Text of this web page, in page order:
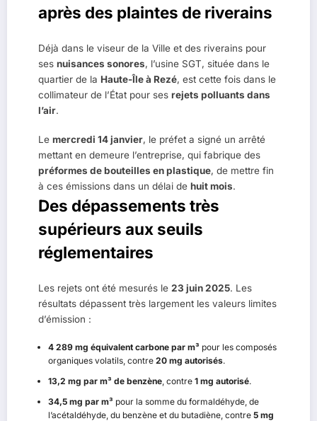
après des plaintes de riverains
Déjà dans le viseur de la Ville et des riverains pour
ses nuisances sonores, l’usine SGT, située dans le
quartier de la Haute-Île à Rezé, est cette fois dans le
collimateur de l’État pour ses rejets polluants dans
l’air.
Le mercredi 14 janvier, le préfet a signé un arrêté
mettant en demeure l’entreprise, qui fabrique des
préformes de bouteilles en plastique, de mettre fin
à ces émissions dans un délai de huit mois.
Des dépassements très
supérieurs aux seuils
réglementaires
Les rejets ont été mesurés le 23 juin 2025. Les
résultats dépassent très largement les valeurs limites
d’émission :
4 289 mg équivalent carbone par m³ pour les composés
organiques volatils, contre 20 mg autorisés.
13,2 mg par m³ de benzène, contre 1 mg autorisé.
34,5 mg par m³ pour la somme du formaldéhyde, de
l’acétaldéhyde, du benzène et du butadiène, contre 5 mg